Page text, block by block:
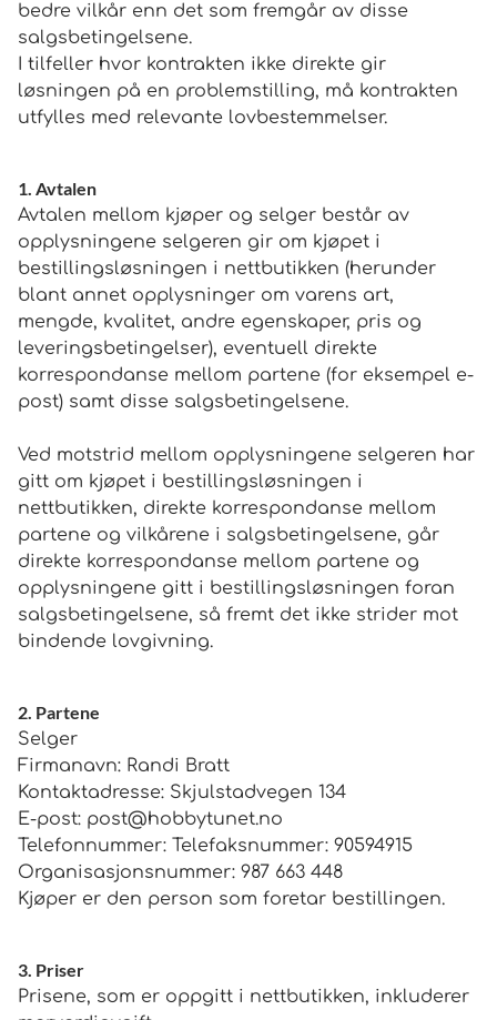
bedre vilkår enn det som fremgår av disse
salgsbetingelsene.
I tilfeller hvor kontrakten ikke direkte gir
løsningen på en problemstilling, må kontrakten
utfylles med relevante lovbestemmelser.
1. Avtalen
Avtalen mellom kjøper og selger består av
opplysningene selgeren gir om kjøpet i
bestillingsløsningen i nettbutikken (herunder
blant annet opplysninger om varens art,
mengde, kvalitet, andre egenskaper, pris og
leveringsbetingelser), eventuell direkte
korrespondanse mellom partene (for eksempel e-
post) samt disse salgsbetingelsene.
Ved motstrid mellom opplysningene selgeren har
gitt om kjøpet i bestillingsløsningen i
nettbutikken, direkte korrespondanse mellom
partene og vilkårene i salgsbetingelsene, går
direkte korrespondanse mellom partene og
opplysningene gitt i bestillingsløsningen foran
salgsbetingelsene, så fremt det ikke strider mot
bindende lovgivning.
2. Partene
Selger
Firmanavn: Randi Bratt
Kontaktadresse: Skjulstadvegen 134
E-post: post@hobbytunet.no
Telefonnummer: Telefaksnummer: 90594915
Organisasjonsnummer: 987 663 448
Kjøper er den person som foretar bestillingen.
3. Priser
Prisene, som er oppgitt i nettbutikken, inkluderer